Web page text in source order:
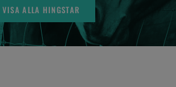
VISA ALLA HINGSTAR